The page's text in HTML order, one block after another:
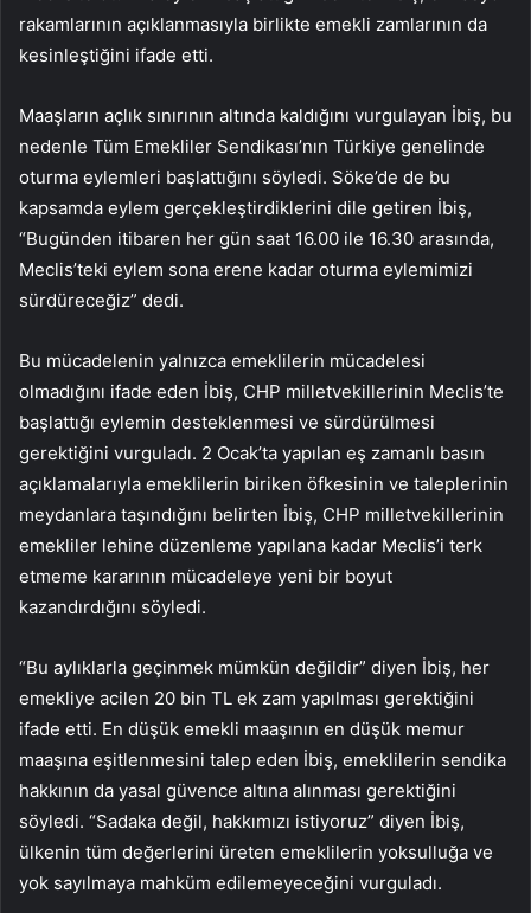
rakamlarının açıklanmasıyla birlikte emekli zamlarının da
kesinleştiğini ifade etti.
Maaşların açlık sınırının altında kaldığını vurgulayan İbiş, bu
nedenle Tüm Emekliler Sendikası’nın Türkiye genelinde
oturma eylemleri başlattığını söyledi. Söke’de de bu
kapsamda eylem gerçekleştirdiklerini dile getiren İbiş,
“Bugünden itibaren her gün saat 16.00 ile 16.30 arasında,
Meclis’teki eylem sona erene kadar oturma eylemimizi
sürdüreceğiz” dedi.
Bu mücadelenin yalnızca emeklilerin mücadelesi
olmadığını ifade eden İbiş, CHP milletvekillerinin Meclis’te
başlattığı eylemin desteklenmesi ve sürdürülmesi
gerektiğini vurguladı. 2 Ocak’ta yapılan eş zamanlı basın
açıklamalarıyla emeklilerin biriken öfkesinin ve taleplerinin
meydanlara taşındığını belirten İbiş, CHP milletvekillerinin
emekliler lehine düzenleme yapılana kadar Meclis’i terk
etmeme kararının mücadeleye yeni bir boyut
kazandırdığını söyledi.
“Bu aylıklarla geçinmek mümkün değildir” diyen İbiş, her
emekliye acilen 20 bin TL ek zam yapılması gerektiğini
ifade etti. En düşük emekli maaşının en düşük memur
maaşına eşitlenmesini talep eden İbiş, emeklilerin sendika
hakkının da yasal güvence altına alınması gerektiğini
söyledi. “Sadaka değil, hakkımızı istiyoruz” diyen İbiş,
ülkenin tüm değerlerini üreten emeklilerin yoksulluğa ve
yok sayılmaya mahküm edilemeyeceğini vurguladı.